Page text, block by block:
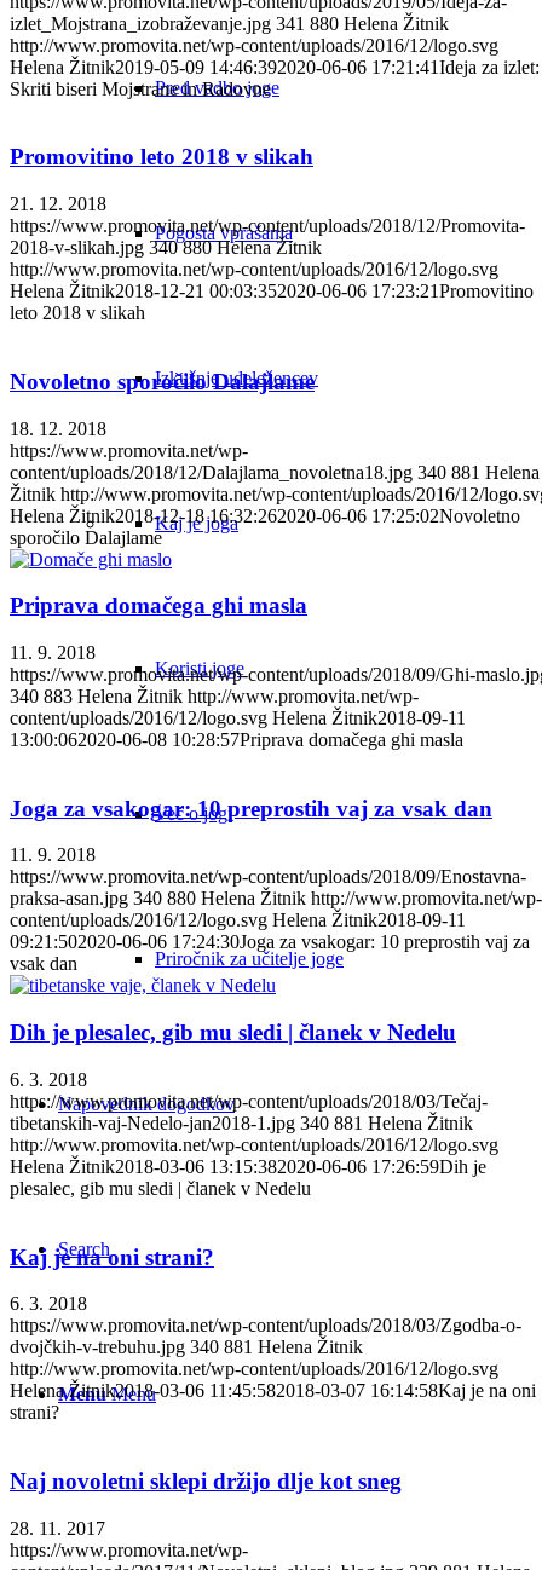
Pred vadbo joge
Pogosta vprašanja
Izkušnje udeležencev
Kaj je joga
Koristi joge
Več o jogi
Priročnik za učitelje joge
Napovednik dogodkov
Search
Menu Menu
izlet_Mojstrana_izobraževanje.jpg 341 880 Helena Žitnik
http://www.promovita.net/wp-content/uploads/2016/12/logo.svg
Helena Žitnik2019-05-09 14:46:392020-06-06 17:21:41Ideja za izlet:
Skriti biseri Mojstrane in Radovne
Promovitino leto 2018 v slikah
21. 12. 2018
https://www.promovita.net/wp-content/uploads/2018/12/Promovita-
2018-v-slikah.jpg 340 880 Helena Žitnik
http://www.promovita.net/wp-content/uploads/2016/12/logo.svg
Helena Žitnik2018-12-21 00:03:352020-06-06 17:23:21Promovitino
leto 2018 v slikah
Novoletno sporočilo Dalajlame
18. 12. 2018
https://www.promovita.net/wp-
content/uploads/2018/12/Dalajlama_novoletna18.jpg 340 881 Helena
Žitnik http://www.promovita.net/wp-content/uploads/2016/12/
Helena Žitnik2018-12-18 16:32:262020-06-06 17:25:02Novoletno
sporočilo Dalajlame
Priprava domačega ghi masla
11. 9. 2018
https://www.promovita.net/wp-content/uploads/2018/09/Ghi-
340 883 Helena Žitnik http://www.promovita.net/wp-
content/uploads/2016/12/logo.svg Helena Žitnik2018-09-11
13:00:062020-06-08 10:28:57Priprava domačega ghi masla
Joga za vsakogar: 10 preprostih vaj za vsak dan
11. 9. 2018
https://www.promovita.net/wp-content/uploads/2018/09/Enostavna-
praksa-asan.jpg 340 880 Helena Žitnik http://www.promovita.net/wp-
content/uploads/2016/12/logo.svg Helena Žitnik2018-09-11
09:21:502020-06-06 17:24:30Joga za vsakogar: 10 preprostih vaj za
vsak dan
Dih je plesalec, gib mu sledi | članek v Nedelu
6. 3. 2018
https://www.promovita.net/wp-content/uploads/2018/03/Tečaj-
tibetanskih-vaj-Nedelo-jan2018-1.jpg 340 881 Helena Žitnik
http://www.promovita.net/wp-content/uploads/2016/12/logo.svg
Helena Žitnik2018-03-06 13:15:382020-06-06 17:26:59Dih je
plesalec, gib mu sledi | članek v Nedelu
Kaj je na oni strani?
6. 3. 2018
https://www.promovita.net/wp-content/uploads/2018/03/Zgodba-o-
dvojčkih-v-trebuhu.jpg 340 881 Helena Žitnik
http://www.promovita.net/wp-content/uploads/2016/12/logo.svg
Helena Žitnik2018-03-06 11:45:582018-03-07 16:14:58Kaj je na oni
strani?
Naj novoletni sklepi držijo dlje kot sneg
28. 11. 2017
https://www.promovita.net/wp-